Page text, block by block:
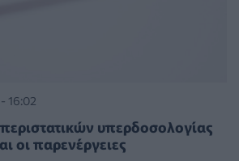
16:02
υπερδοσολογίας
οι παρενέργειες